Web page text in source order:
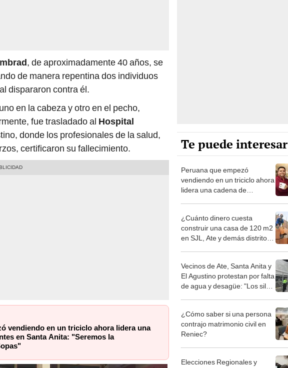
, de aproximadamente 40 años, se
de manera repentina dos individuos
dispararon contra él.
en la cabeza y otro en el pecho,
fue trasladado al Hospital
donde los profesionales de la salud,
certificaron su fallecimiento.
vendiendo en un triciclo ahora lidera una
en Santa Anita: "Seremos la
Te puede interesar
Peruana que empezó
vendiendo en un triciclo ahora
lidera una cadena de
7 Sopas"
¿Cuánto dinero cuesta
construir una casa de 120 m2
en SJL, Ate y demás distritos
Vecinos de Ate, Santa Anita y
El Agustino protestan por falta
de agua y desagüe: "Los silos
¿Cómo saber si una persona
contrajo matrimonio civil en
Reniec?
Elecciones Regionales y